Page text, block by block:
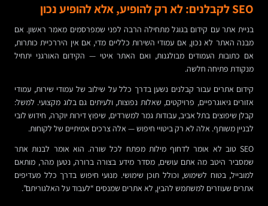
SEO לקבלנים: לא רק להופיע, אלא להופיע נכון
בניית אתר עם קידום בגוגל מתחילה הרבה לפני שמפרסמים מאמר ראשון. אם
מבנה האתר לא נכון, אם עמודי השירות כלליים מדי, אם אין היררכיית כותרות,
אם כתובות העמודים מבולגנות, ואם האתר איטי — הקידום האורגני יתחיל
מנקודת פתיחה חלשה.
קידום אתרים עבור קבלנים נשען בדרך כלל על שילוב של עמודי שירות, עמודי
אזורים גיאוגרפיים, פרויקטים, שאלות נפוצות, ולעיתים גם בלוג מקצועי. למשל:
קבלן שיפוצים בתל אביב, עבודות גמר למשרדים, שיפוץ דירות יוקרה, חידוש לובי
לבניין משותף. אלה לא רק ביטויי חיפוש — אלה צרכים אמיתיים של לקוחות.
SEO טוב לא אומר לדחוף מילות מפתח לכל שורה. הוא אומר לבנות אתר
שמסביר היטב מה אתם עושים, מסדר מידע בצורה ברורה, נטען מהר, מותאם
למובייל, בטוח לשימוש, וכולל תוכן שימושי. מנועי חיפוש בדרך כלל מעדיפים
אתרים שעוזרים למשתמש להבין, לא אתרים שמנסים “לעבוד על האלגוריתם”.